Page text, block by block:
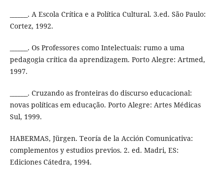
______. A Escola Crítica e a Política Cultural. 3.ed. São Paulo:
Cortez, 1992.
______. Os Professores como Intelectuais: rumo a uma
pedagogia crítica da aprendizagem. Porto Alegre: Artmed,
1997.
______. Cruzando as fronteiras do discurso educacional:
novas políticas em educação. Porto Alegre: Artes Médicas
Sul, 1999.
HABERMAS, Jürgen. Teoría de la Acción Comunicativa:
complementos y estudios previos. 2. ed. Madri, ES:
Ediciones Cátedra, 1994.